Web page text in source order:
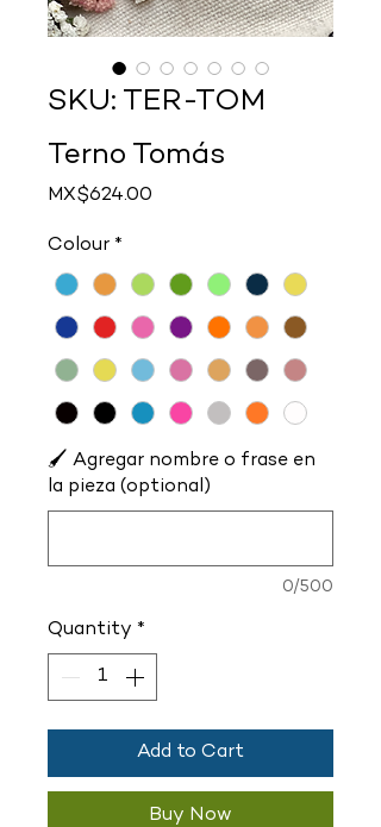
SKU: TER-TOM
Terno Tomás
MX$624.00
Colour *
🖌️ Agregar nombre o frase en
la pieza (optional)
0/500
Quantity *
Add to Cart
Buy Now